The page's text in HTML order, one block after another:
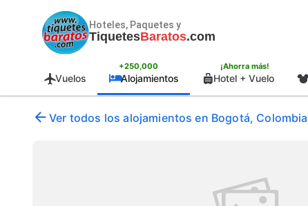
Hoteles, Paquetes y
TiquetesBaratos.com
Vuelos
+250,000
Alojamientos
¡Ahorra más!
Hotel + Vuelo
Ver todos los alojamientos en Bogotá, Colombia